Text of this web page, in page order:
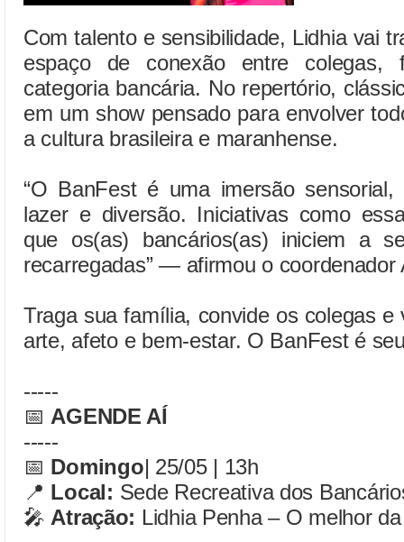
Com talento e sensibilidade, Lidhia vai
espaço de conexão entre colegas,
categoria bancária. No repertório,
em um show pensado para envolver
a cultura brasileira e maranhense.
“O BanFest é uma imersão
lazer e diversão. Iniciativas como
que os(as) bancários(as) iniciem a
recarregadas” — afirmou o coordenador
Traga sua família, convide os colegas
arte, afeto e bem-estar. O BanFest é
-----
📅 AGENDE AÍ
-----
📅 Domingo| 25/05 | 13h
📍 Local: Sede Recreativa dos
🎤 Atração: Lidhia Penha – O melhor